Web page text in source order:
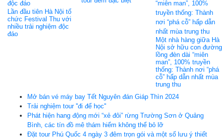
Lần đầu tiên Hà Nội tổ
chức Festival Thu với
nhiều trải nghiệm độc
đáo
Một nhà hàng giữa Hà
Nội sở hữu con đường
lồng đèn dài “miên
man”, 100% truyền
thống: Thành nơi “phá
cỗ” hấp dẫn nhất mùa
trung thu
Mở bán vé máy bay Tết Nguyên đán Giáp Thìn 2024
Trải nghiệm tour ''đi để học''
Phát hiện hang động mới “xẻ đôi” rừng Trường Sơn ở Quảng
Bình, các tín đồ mê thám hiểm không thể bỏ lỡ
Đặt tour Phú Quốc 4 ngày 3 đêm trọn gói và một số lưu ý thiết